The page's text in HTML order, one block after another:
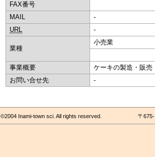
FAX番号
MAIL
-
URL
-
業種
小売業
事業概要
ケーキの製造・販売
お問い合せ先
-
〒
©2004 Inami-town sci. All rights reserved.